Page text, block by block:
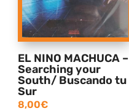
EL NINO MACHUCA –
Searching your
South/ Buscando tu
Sur
8,00€